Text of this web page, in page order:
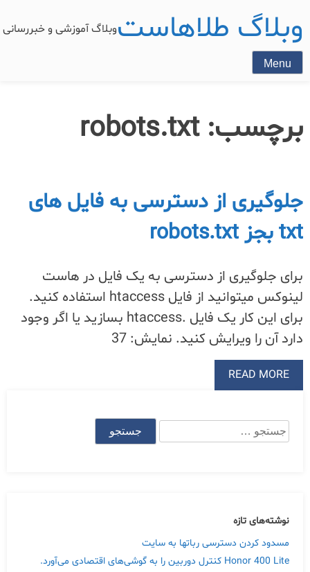
وبلاگ طلاهاستوبلاگ آموزشی و
Menu
برچسب:robots.txt
جلوگیری از دسترسی به فایل های
txt بجز robots.txt
برای جلوگیری از دسترسی به یک فایل در هاست
لینوکس میتوانید از فایل htaccess استفاده کنید.
برای این کار یک فایل .htaccess‌ بسازید یا اگر وجود
دارد آن را ویرایش کنید. نمایش: 37
READ MORE
جستجو
برای:
نوشته‌های تازه
مسدود کردن دسترسی رباتها به سایت
Honor 400 Lite کنترل دوربین را به گوشی‌های اقتصادی می‌آورد.